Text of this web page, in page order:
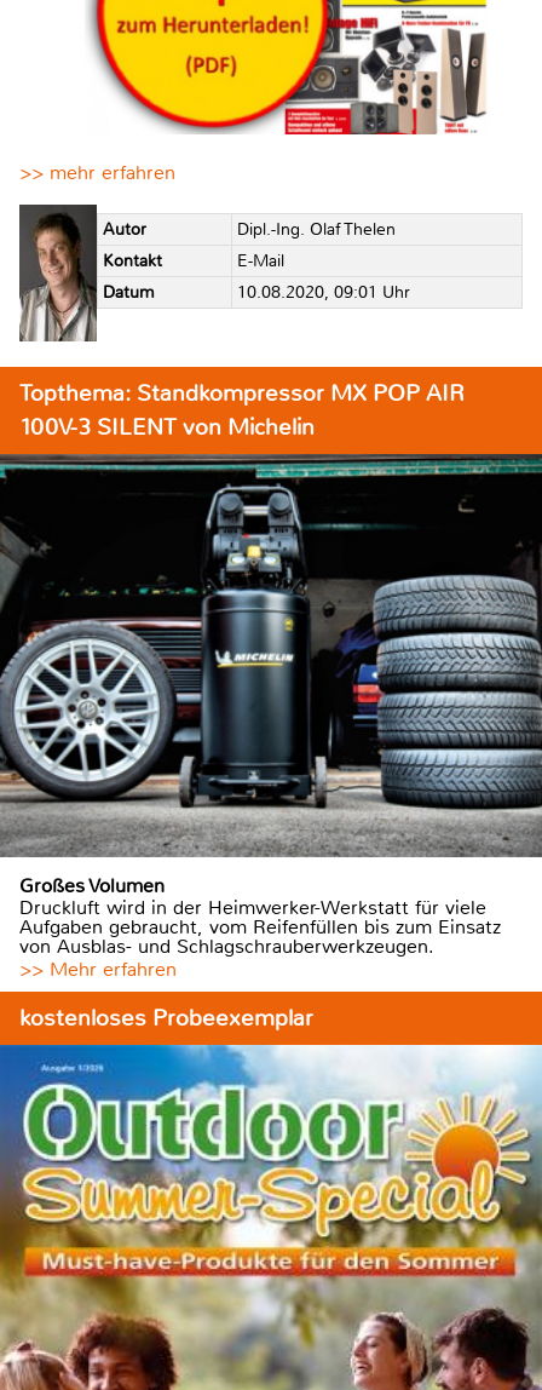
>> mehr erfahren
Autor
Dipl.-Ing. Olaf Thelen
Kontakt
E-Mail
Datum
10.08.2020, 09:01 Uhr
Topthema: Standkompressor MX POP AIR
100V-3 SILENT von Michelin
Großes Volumen
Druckluft wird in der Heimwerker-Werkstatt für viele
Aufgaben gebraucht, vom Reifenfüllen bis zum Einsatz
von Ausblas- und Schlagschrauberwerkzeugen.
>> Mehr erfahren
kostenloses Probeexemplar